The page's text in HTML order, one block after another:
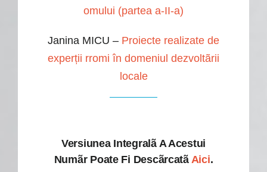
omului (partea a-II-a)
Janina MICU – Proiecte realizate de
experții rromi în domeniul dezvoltãrii
locale
Versiunea Integralã A Acestui
Numãr Poate Fi Descãrcatã Aici.